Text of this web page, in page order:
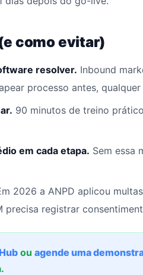
como evitar)
resolver. Inbound
processo antes,
90 minutos de treino
em cada etapa. Sem essa
2026 a ANPD aplicou
precisa registrar
ou agende uma